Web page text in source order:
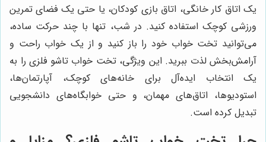
یک اتاق کار خانگی، اتاق بازی کودکان، یا حتی یک فضای تمرین
ورزشی کوچک استفاده کنید. در شب، تنها با چند حرکت ساده،
می‌توانید تخت خواب خود را باز کنید و از یک خواب راحت و
آرامش‌بخش لذت ببرید. این ویژگی، تخت خواب تاشو فلزی را به
یک انتخاب ایده‌آل برای خانه‌های کوچک، آپارتمان‌ها،
استودیوها، اتاق‌های مهمان، و حتی خوابگاه‌های دانشجویی
تبدیل کرده است.